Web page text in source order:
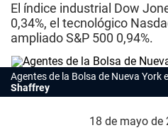
El índice industrial Dow
0,34%, el tecnológico
ampliado S&P 500 0,94%.
Agentes de la Bolsa de Nueva York
Shaffrey
18 de mayo de